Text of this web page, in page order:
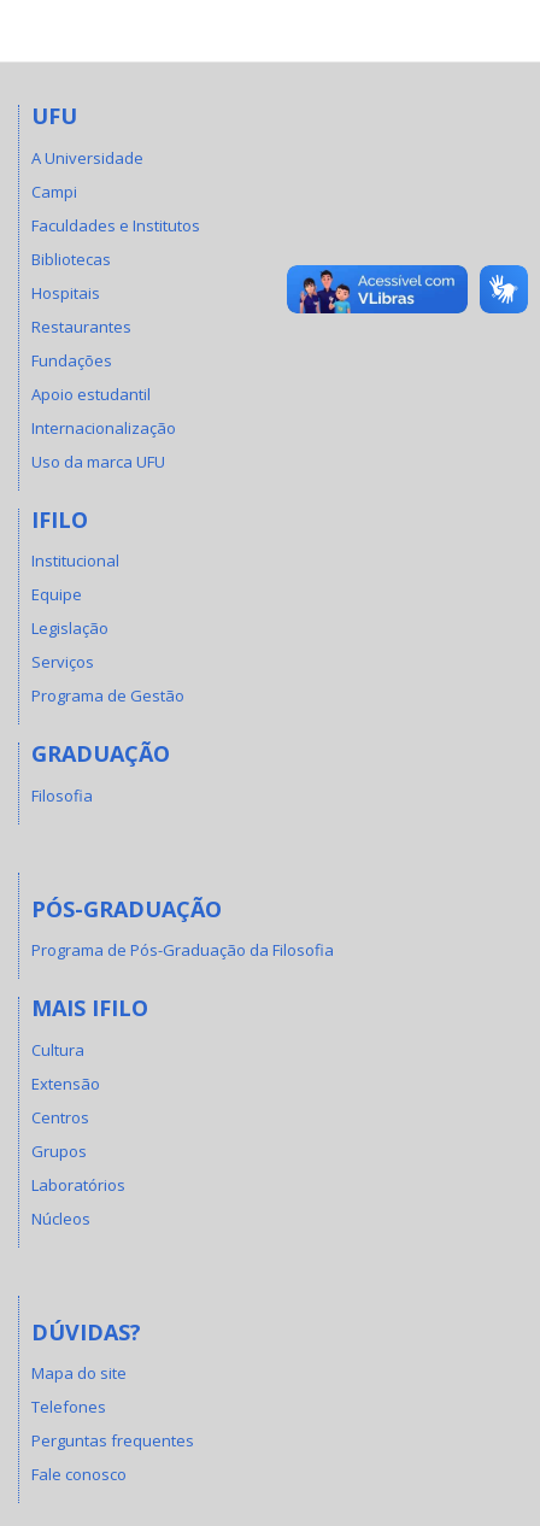
UFU
A Universidade
Campi
Faculdades e Institutos
Bibliotecas
Hospitais
Restaurantes
Fundações
Apoio estudantil
Internacionalização
Uso da marca UFU
IFILO
Institucional
Equipe
Legislação
Serviços
Programa de Gestão
GRADUAÇÃO
Filosofia
PÓS-GRADUAÇÃO
Programa de Pós-Graduação da Filosofia
MAIS IFILO
Cultura
Extensão
Centros
Grupos
Laboratórios
Núcleos
DÚVIDAS?
Mapa do site
Telefones
Perguntas frequentes
Fale conosco